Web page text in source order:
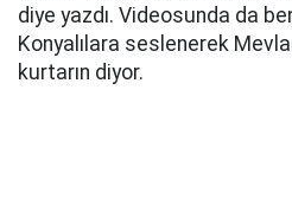
diye yazdı. Videosunda da
Konyalılara seslenerek
kurtarın diyor.